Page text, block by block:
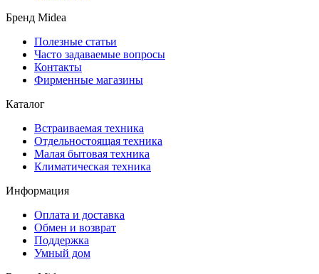
Бренд Midea
Полезные статьи
Часто задаваемые вопросы
Контакты
Фирменные магазины
Каталог
Встраиваемая техника
Отдельностоящая техника
Малая бытовая техника
Климатическая техника
Информация
Оплата и доставка
Обмен и возврат
Поддержка
Умный дом